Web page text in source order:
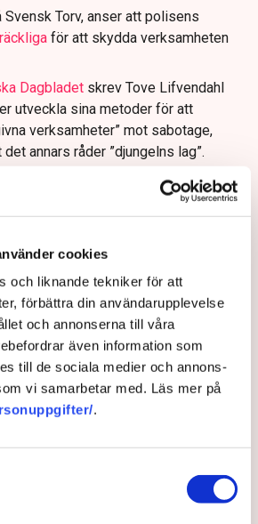
cookies
och liknande tekniker för att
förbättra din användarupplevelse
och annonserna till våra
även information som
till de sociala medier och annons-
vi samarbetar med. Läs mer på
.
rättigheter och gränser.
Torv, anser att polisens
för att skydda verksamheten
Dagbladet skrev Tove Lifvendahl
utveckla sina metoder för att
verksamheter” mot sabotage,
annars råder ”djungelns lag”.
ifrågasätts det om allemansrätten
och om inte polisen borde
att skydda privat egendom
mot den typen av störningar.
kritiken.
polisinspektör vid
i region Väst, har
eller dennes ordningsvakter, rätt
platsen och skydda sin egendom
(Svensk Torv uppger att en av
på plats). Utöver det har